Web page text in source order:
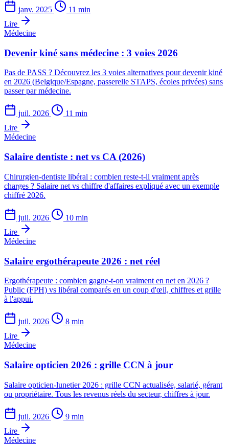
janv. 2025
11 min
Lire
Médecine
Devenir kiné sans médecine : 3 voies 2026
Pas de PASS ? Découvrez les 3 voies alternatives pour devenir kiné
en 2026 (Belgique/Espagne, passerelle STAPS, écoles privées) sans
passer par médecine.
juil. 2026
11 min
Lire
Médecine
Salaire dentiste : net vs CA (2026)
Chirurgien-dentiste libéral : combien reste-t-il vraiment après
charges ? Salaire net vs chiffre d'affaires expliqué avec un exemple
chiffré 2026.
juil. 2026
10 min
Lire
Médecine
Salaire ergothérapeute 2026 : net réel
Ergothérapeute : combien gagne-t-on vraiment en net en 2026 ?
Public (FPH) vs libéral comparés en un coup d'œil, chiffres et grille
à l'appui.
juil. 2026
8 min
Lire
Médecine
Salaire opticien 2026 : grille CCN à jour
Salaire opticien-lunetier 2026 : grille CCN actualisée, salarié, gérant
ou propriétaire. Tous les revenus réels du secteur, chiffres à jour.
juil. 2026
9 min
Lire
Médecine